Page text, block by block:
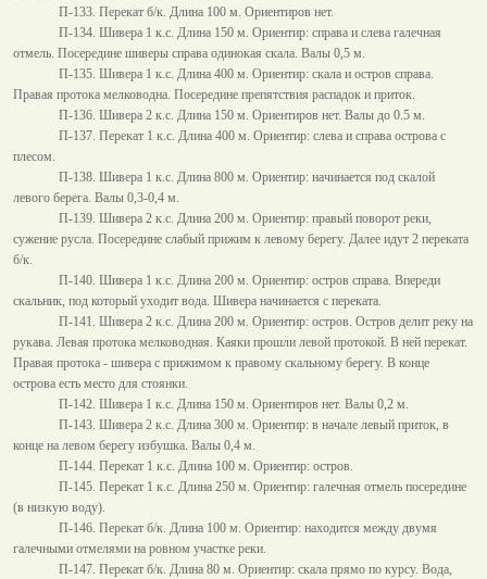
П-133. Перекат б/к. Длина 100 м. Ориентиров нет.
П-134. Шивера 1 к.с. Длина 150 м. Ориентир: справа и слева галечная
отмель. Посередине шиверы справа одинокая скала. Валы 0,5 м.
П-135. Шивера 1 к.с. Длина 400 м. Ориентир: скала и остров справа.
Правая протока мелководна. Посередине препятствия распадок и приток.
П-136. Шивера 2 к.с. Длина 150 м. Ориентиров нет. Валы до 0.5 м.
П-137. Перекат 1 к.с. Длина 400 м. Ориентир: слева и справа острова с
плесом.
П-138. Шивера 1 к.с. Длина 800 м. Ориентир: начинается под скалой
левого берега. Валы 0,3-0,4 м.
П-139. Шивера 2 к.с. Длина 200 м. Ориентир: правый поворот реки,
сужение русла. Посередине слабый прижим к левому берегу. Далее идут 2 переката
б/к.
П-140. Шивера 1 к.с. Длина 200 м. Ориентир: остров справа. Впереди
скальник, под который уходит вода. Шивера начинается с переката.
П-141. Шивера 2 к.с. Длина 200 м. Ориентир: остров. Остров делит реку на
рукава. Левая протока мелководная. Каяки прошли левой протокой. В ней перекат.
Правая протока - шивера с прижимом к правому скальному берегу. В конце
острова есть место для стоянки.
П-142. Шивера 1 к.с. Длина 150 м. Ориентиров нет. Валы 0,2 м.
П-143. Шивера 2 к.с. Длина 300 м. Ориентир: в начале левый приток, в
конце на левом берегу избушка. Валы 0,4 м.
П-144. Перекат 1 к.с. Длина 100 м. Ориентир: остров.
П-145. Перекат 1 к.с. Длина 250 м. Ориентир: галечная отмель посередине
(в низкую воду).
П-146. Перекат б/к. Длина 100 м. Ориентир: находится между двумя
галечными отмелями на ровном участке реки.
П-147. Перекат б/к. Длина 80 м. Ориентир: скала прямо по курсу. Вода,